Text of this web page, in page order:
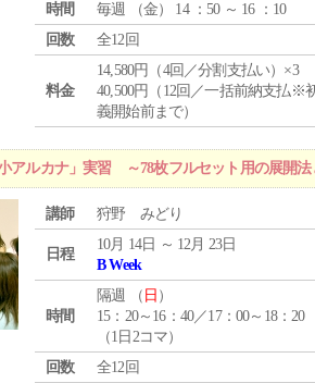
時間
毎週 （金） 14 ：50 ～ 16 ：10
回数
全12回
料金
14,580円（4回／分割支払い）×3
40,500円（12回／一括前納支払※
義開始前まで）
アルカナ」実習 ～78枚フルセット用の展開法
講師 狩野 みどり
日程
10月 14日 ～ 12月 23日
B Week
時間
隔週 （ 日 ）
15：20～16：40／17：00～18：20
（1日2コマ）
回数
全12回